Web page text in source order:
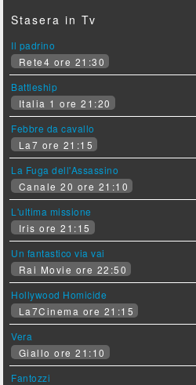
Stasera in Tv
Il padrino
Rete4 ore 21:30
Battleship
Italia 1 ore 21:20
Febbre da cavallo
La7 ore 21:15
La Fuga dell'Assassino
Canale 20 ore 21:10
L'ultima missione
Iris ore 21:15
Un fantastico via vai
Rai Movie ore 22:50
Hollywood Homicide
La7Cinema ore 21:15
Vera
Giallo ore 21:10
Fantozzi